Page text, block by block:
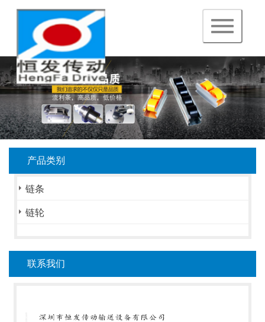
navigation
产品类别
链条
链轮
联系我们